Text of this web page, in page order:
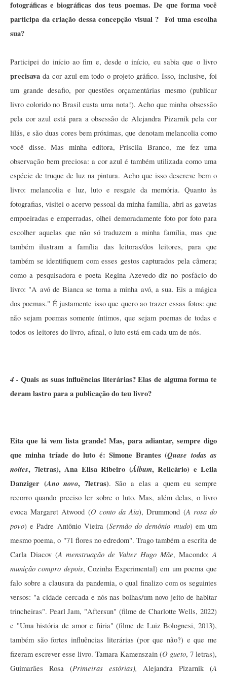
fotográficas e biográficas dos teus poemas. De que forma você
participa da criação dessa concepção visual ?  Foi uma escolha
sua?
precisava da cor azul em todo o projeto gráfico. Isso, inclusive, foi
um grande desafio, por questões orçamentárias mesmo (publicar
livro colorido no Brasil custa uma nota!). Acho que minha obsessão
pela cor azul está para a obsessão de Alejandra Pizarnik pela cor
lilás, e são duas cores bem próximas, que denotam melancolia como
você disse. Mas minha editora, Priscila Branco, me fez uma
observação bem preciosa: a cor azul é também utilizada como uma
espécie de truque de luz na pintura. Acho que isso descreve bem o
livro: melancolia e luz, luto e resgate da memória. Quanto às
fotografias, visitei o acervo pessoal da minha família, abri as gavetas
empoeiradas e emperradas, olhei demoradamente foto por foto para
escolher aquelas que não só traduzem a minha família, mas que
também ilustram a família das leitoras/dos leitores, para que
também se identifiquem com esses gestos capturados pela câmera;
como a pesquisadora e poeta Regina Azevedo diz no posfácio do
livro: "A avó de Bianca se torna a minha avó, a sua. Eis a mágica
dos poemas." É justamente isso que quero ao trazer essas fotos: que
não sejam poemas somente íntimos, que sejam poemas de todas e
todos os leitores do livro, afinal, o luto está em cada um de nós.
4 - Quais as suas influências literárias? Elas de alguma forma te
deram lastro para a publicação do teu livro?
Eita que lá vem lista grande! Mas, para adiantar, sempre digo
que minha tríade do luto é: Simone Brantes (Quase todas as
noites, 7letras), Ana Elisa Ribeiro (Álbum, Relicário) e Leila
Danziger (Ano novo, 7letras). São a elas a quem eu sempre
recorro quando preciso ler sobre o luto. Mas, além delas, o livro
evoca Margaret Atwood (O conto da Aia), Drummond (A rosa do
povo) e Padre Antônio Vieira (Sermão do demônio mudo) em um
mesmo poema, o "71 flores no edredom". Trago também a escrita de
Carla Diacov (A menstruação de Valter Hugo Mãe, Macondo; A
munição compro depois, Cozinha Experimental) em um poema que
falo sobre a clausura da pandemia, o qual finalizo com os seguintes
versos: "a cidade cercada e nós nas bolhas/um novo jeito de habitar
trincheiras". Pearl Jam, "Aftersun" (filme de Charlotte Wells, 2022)
e "Uma história de amor e fúria" (filme de Luiz Bolognesi, 2013),
também são fortes influências literárias (por que não?) e que me
fizeram escrever esse livro. Tamara Kamenszain (O gueto, 7 letras),
Guimarães Rosa (Primeiras estórias), Alejandra Pizarnik (A